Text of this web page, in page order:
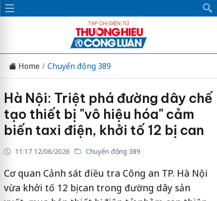
Home Chuyển động 389
Hà Nội: Triệt phá đường dây chế
tạo thiết bị "vô hiệu hóa" cảm
biến taxi điện, khởi tố 12 bị can
11:17 12/06/2026 Chuyển động 389
Cơ quan Cảnh sát điều tra Công an TP. Hà Nội
vừa khởi tố 12 bị can trong đường dây sản